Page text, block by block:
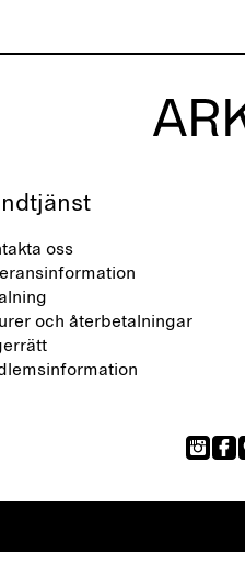
oss
och återbetalningar